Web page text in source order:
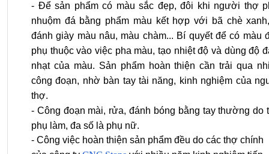
- Để sản phẩm có màu sắc đẹp, đôi khi người thợ
nhuộm đá bằng phẩm màu kết hợp với bã chè
đánh giày màu nâu, màu chàm... Bí quyết để có màu
phụ thuộc vào việc pha màu, tạo nhiệt độ và dùng độ
nhạt của màu. Sản phẩm hoàn thiện cần trải qua
công đoạn, nhờ bàn tay tài năng, kinh nghiệm của
thợ.
- Công đoạn mài, rửa, đánh bóng bằng tay thường do
phụ làm, đa số là phụ nữ.
- Công việc hoàn thiện sản phẩm đều do các thợ chính